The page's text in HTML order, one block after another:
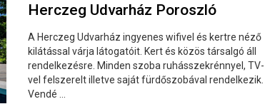
Herczeg Udvarház Poroszló
A Herczeg Udvarház ingyenes wifivel és kertre néző
kilátással várja látogatóit. Kert és közös társalgó áll
rendelkezésre. Minden szoba ruhásszekrénnyel, TV-
vel felszerelt illetve saját fürdőszobával rendelkezik.
Vendé ...